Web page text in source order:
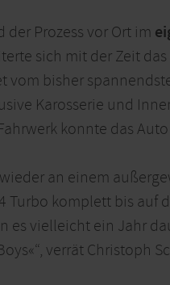
Prozess vor Ort im
sich mit der Zeit
vom bisher
Karosserie und
konnte das
an einem
Turbo komplett bis
es vielleicht ein Jahr
verrät Christoph